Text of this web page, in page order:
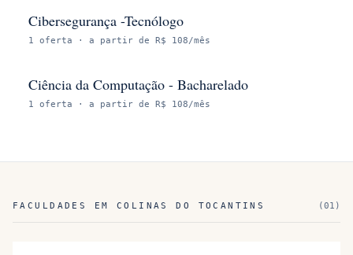
Cibersegurança -Tecnólogo
1 oferta · a partir de R$ 108/mês
Ciência da Computação - Bacharelado
1 oferta · a partir de R$ 108/mês
FACULDADES EM COLINAS DO TOCANTINS (01 )